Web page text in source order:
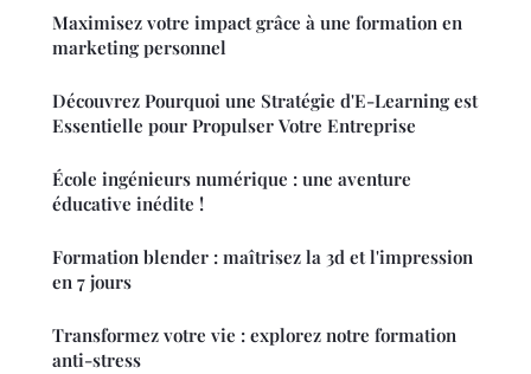
Maximisez votre impact grâce à une formation en
marketing personnel
Découvrez Pourquoi une Stratégie d'E-Learning est
Essentielle pour Propulser Votre Entreprise
École ingénieurs numérique : une aventure
éducative inédite !
Formation blender : maîtrisez la 3d et l'impression
en 7 jours
Transformez votre vie : explorez notre formation
anti-stress